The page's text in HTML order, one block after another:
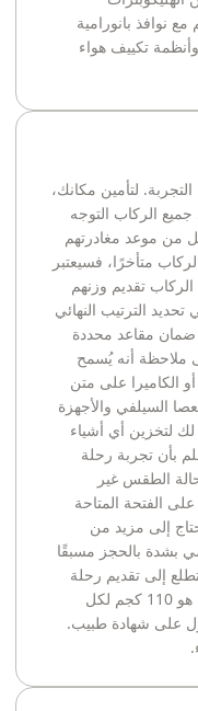
نوافذ بانورامية
تكييف هواء
لتأمين مكانك،
الركاب التوجه
على الأقل من موعد مغادرتهم
متأخرًا، فسيعتبر
تقديم وزنهم
الترتيب النهائي
ضمان مقاعد محددة
ملاحظة أنه يُسمح
الكاميرا على متن
السيلفي والأجهزة
لتخزين أي أشياء
بأن تجربة رحلة
الطقس غير
الفتحة المتاحة
إلى مزيد من
بشدة بالحجز مسبقًا
إلى تقديم رحلة
هليكوبتر لا تُنسى لك. الحد الأقصى للوزن هو 110 كجم لكل
على شهادة طبيب.